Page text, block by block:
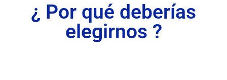
¿ Por qué deberías
elegirnos ?